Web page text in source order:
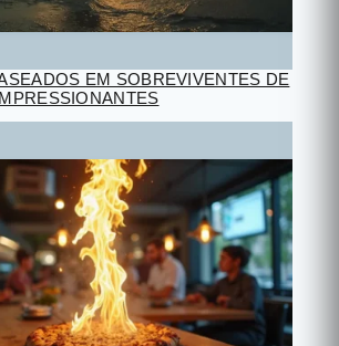
EM SOBREVIVENTES DE